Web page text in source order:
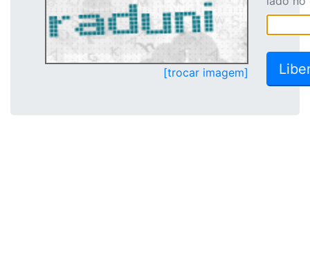
[trocar imagem]